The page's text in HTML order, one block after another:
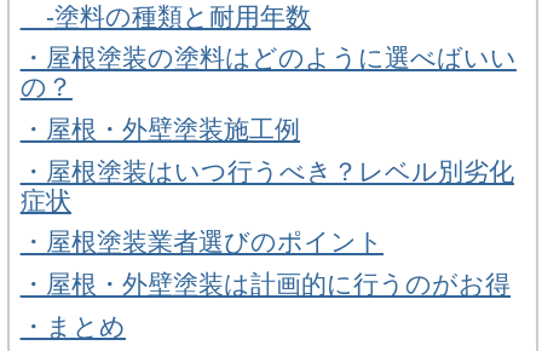
-塗料の種類と耐用年数
・屋根塗装の塗料はどのように選べばいい
の？
・屋根・外壁塗装施工例
・屋根塗装はいつ行うべき？レベル別劣化
症状
・屋根塗装業者選びのポイント
・屋根・外壁塗装は計画的に行うのがお得
・まとめ